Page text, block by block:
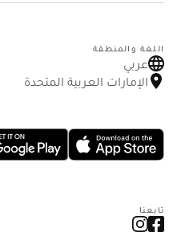
اللغة والمنطقة
عربي
الإمارات العربية المتحدة
تابعنا